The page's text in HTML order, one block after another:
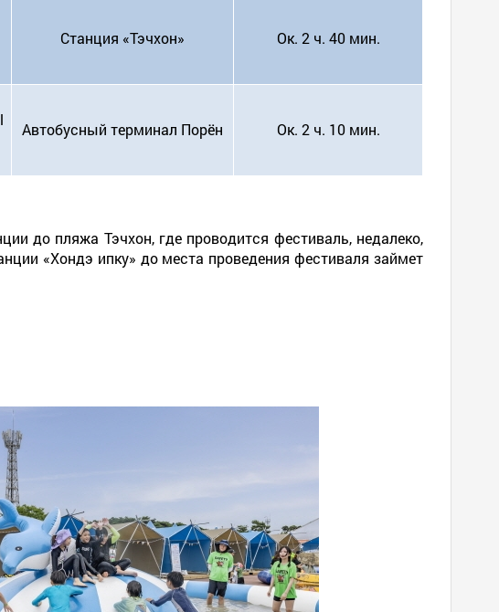
Станция «Тэчхон» Ок. 2 ч. 40 мин.
Автобусный терминал Порён Ок. 2 ч. 10 мин.
до пляжа Тэчхон, где проводится фестиваль, недалеко,
«Хондэ ипку» до места проведения фестиваля займет